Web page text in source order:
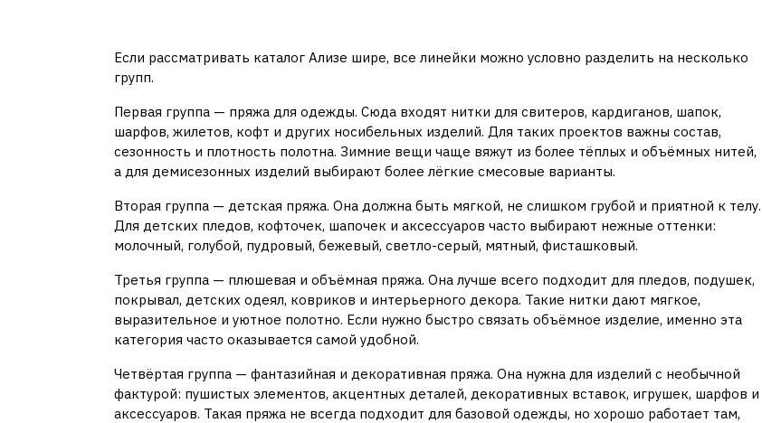
Если рассматривать каталог Ализе шире, все линейки можно условно разделить на несколько
групп.
Первая группа — пряжа для одежды. Сюда входят нитки для свитеров, кардиганов, шапок,
шарфов, жилетов, кофт и других носибельных изделий. Для таких проектов важны состав,
сезонность и плотность полотна. Зимние вещи чаще вяжут из более тёплых и объёмных нитей,
а для демисезонных изделий выбирают более лёгкие смесовые варианты.
Вторая группа — детская пряжа. Она должна быть мягкой, не слишком грубой и приятной к телу.
Для детских пледов, кофточек, шапочек и аксессуаров часто выбирают нежные оттенки:
молочный, голубой, пудровый, бежевый, светло-серый, мятный, фисташковый.
Третья группа — плюшевая и объёмная пряжа. Она лучше всего подходит для пледов, подушек,
покрывал, детских одеял, ковриков и интерьерного декора. Такие нитки дают мягкое,
выразительное и уютное полотно. Если нужно быстро связать объёмное изделие, именно эта
категория часто оказывается самой удобной.
Четвёртая группа — фантазийная и декоративная пряжа. Она нужна для изделий с необычной
фактурой: пушистых элементов, акцентных деталей, декоративных вставок, игрушек, шарфов и
аксессуаров. Такая пряжа не всегда подходит для базовой одежды, но хорошо работает там,